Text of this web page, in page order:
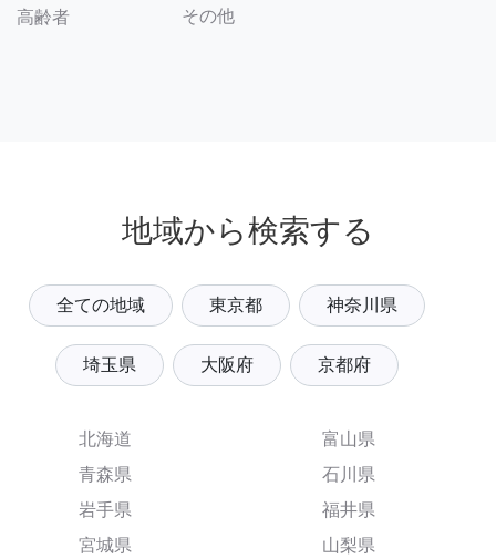
高齢者 その他
地域から検索する
全ての地域 東京都 神奈川県
埼玉県 大阪府 京都府
北海道
青森県
岩手県
宮城県
富山県
石川県
福井県
山梨県